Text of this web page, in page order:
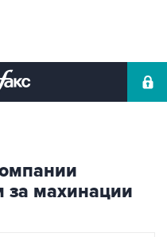
за махинации